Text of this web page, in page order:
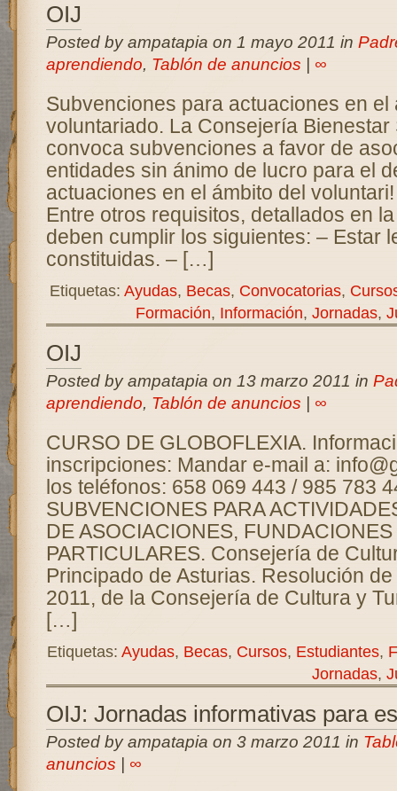
OIJ
Posted by ampatapia on 1 mayo 2011 in
aprendiendo, Tablón de anuncios ∞
Subvenciones para actuaciones en el
voluntariado. La Consejería Bienestar
convoca subvenciones a favor de
entidades sin ánimo de lucro para el
actuaciones en el ámbito del
Entre otros requisitos, detallados en
deben cumplir los siguientes: – Estar
constituidas. – […]
Etiquetas: Ayudas, Becas, Convocatorias,
Formación, Información, Jornadas,
OIJ
Posted by ampatapia on 13 marzo 2011 in
aprendiendo, Tablón de anuncios ∞
CURSO DE GLOBOFLEXIA.
inscripciones: Mandar e-mail a:
los teléfonos: 658 069 443 / 985 783
SUBVENCIONES PARA
DE ASOCIACIONES, FUNDACIONES
PARTICULARES. Consejería de
Principado de Asturias. Resolución
2011, de la Consejería de Cultura y
[…]
Etiquetas: Ayudas, Becas, Cursos, Estudiantes,
Jornadas,
OIJ: Jornadas informativas para
Posted by ampatapia on 3 marzo 2011 in
anuncios
∞